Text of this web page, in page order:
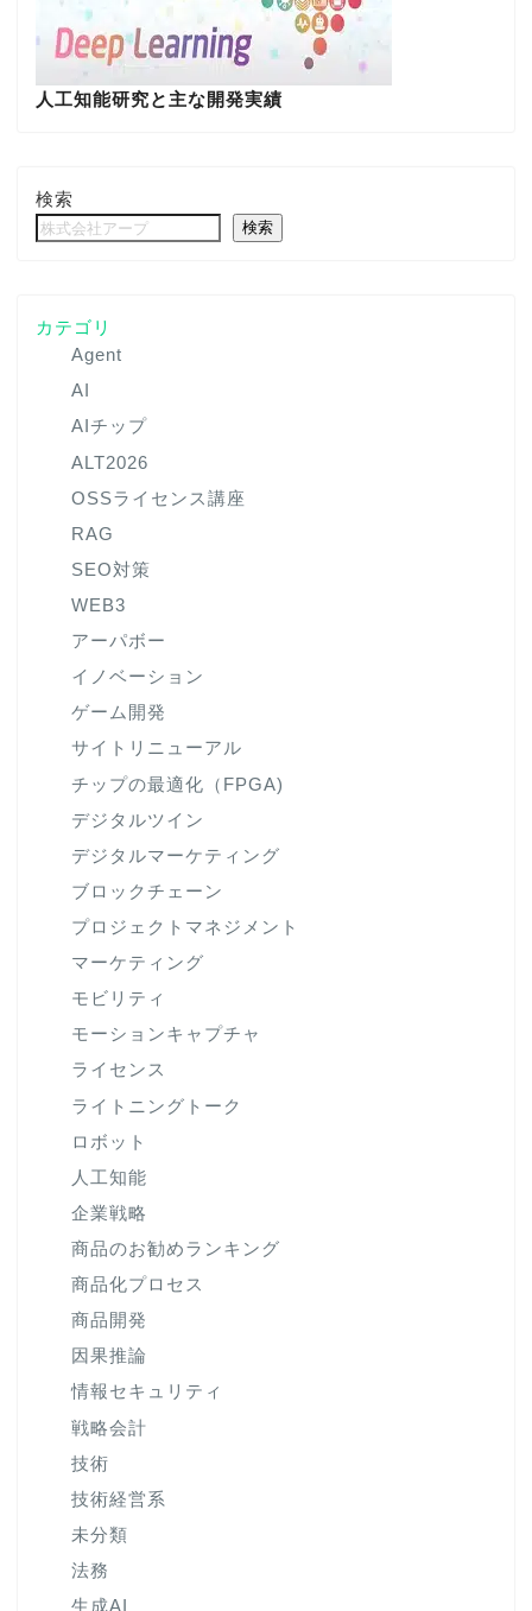
人工知能研究と主な開発実績
検索
検索
カテゴリ
Agent
AI
AIチップ
ALT2026
OSSライセンス講座
RAG
SEO対策
WEB3
アーパボー
イノベーション
ゲーム開発
サイトリニューアル
チップの最適化（FPGA)
デジタルツイン
デジタルマーケティング
ブロックチェーン
プロジェクトマネジメント
マーケティング
モビリティ
モーションキャプチャ
ライセンス
ライトニングトーク
ロボット
人工知能
企業戦略
商品のお勧めランキング
商品化プロセス
商品開発
因果推論
情報セキュリティ
戦略会計
技術
技術経営系
未分類
法務
生成AI